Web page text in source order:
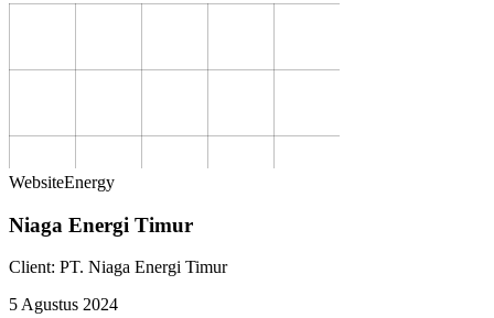
WebsiteEnergy
Niaga Energi Timur
Client: PT. Niaga Energi Timur
5 Agustus 2024